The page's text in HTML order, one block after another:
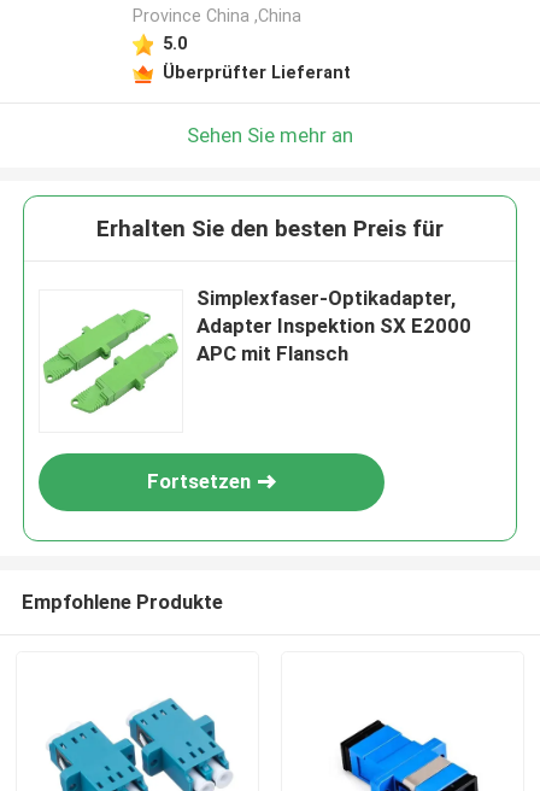
Province China ,China
5.0
Überprüfter Lieferant
Sehen Sie mehr an
Erhalten Sie den besten Preis für
Simplexfaser-Optikadapter,
Adapter Inspektion SX E2000
APC mit Flansch
Fortsetzen
Empfohlene Produkte